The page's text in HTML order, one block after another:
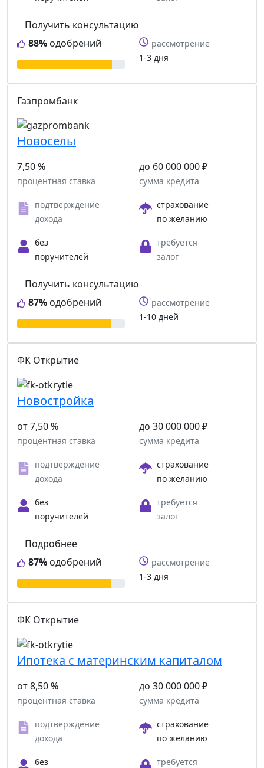
88% одобрений
Получить консультацию
рассмотрение
1-3 дня
Газпромбанк
Новоселы
7,50 %
процентная ставка
до 60 000 000 ₽
сумма кредита
подтверждение
дохода
страхование
по желанию
без
поручителей
требуется
залог
87% одобрений
Получить консультацию
рассмотрение
1-10 дней
ФК Открытие
Новостройка
от 7,50 %
процентная ставка
до 30 000 000 ₽
сумма кредита
подтверждение
дохода
страхование
по желанию
без
поручителей
требуется
залог
87% одобрений
Подробнее
рассмотрение
1-3 дня
ФК Открытие
Ипотека с материнским капиталом
от 8,50 %
процентная ставка
до 30 000 000 ₽
сумма кредита
подтверждение
дохода
страхование
по желанию
без
требуется